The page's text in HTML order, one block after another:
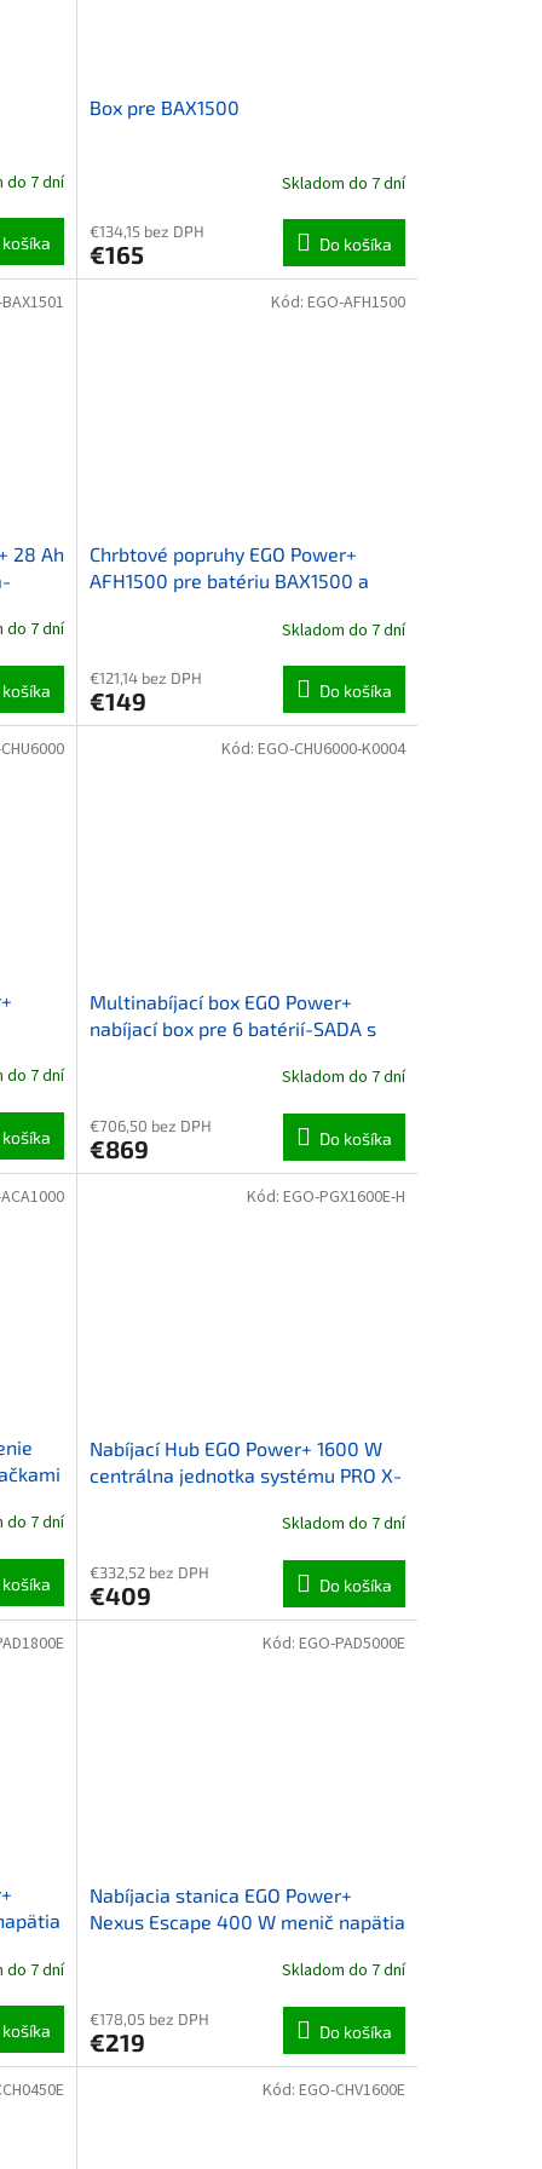
do 7 dní
Box pre BAX1500
Skladom do 7 dní
€134,15 bez DPH
€165 Do košíka
28 Ah
do 7 dní
Chrbtové popruhy EGO Power+
AFH1500 pre batériu BAX1500 a
Skladom do 7 dní
€121,14 bez DPH
€149 Do košíka
Kód: EGO-AFH1500
do 7 dní
Multinabíjací box EGO Power+
nabíjací box pre 6 batérií-SADA s
Skladom do 7 dní
€706,50 bez DPH
€869 Do košíka
Kód: EGO-CHU6000-K0004
do 7 dní
Nabíjací Hub EGO Power+ 1600 W
centrálna jednotka systému PRO X-
Skladom do 7 dní
€332,52 bez DPH
€409 Do košíka
Kód: EGO-PGX1600E-H
do 7 dní
Nabíjacia stanica EGO Power+
Nexus Escape 400 W menič napätia
Skladom do 7 dní
€178,05 bez DPH
€219 Do košíka
Kód: EGO-PAD5000E
Kód: EGO-CHV1600E